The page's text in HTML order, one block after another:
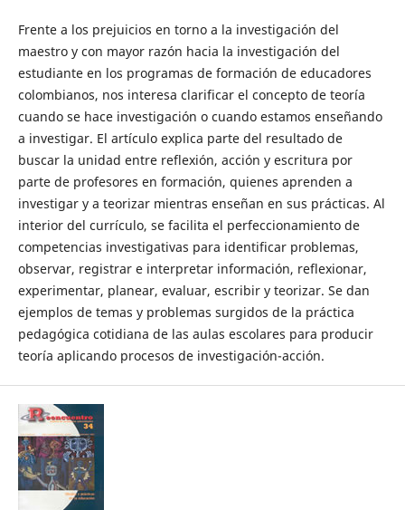
Frente a los prejuicios en torno a la investigación del
maestro y con mayor razón hacia la investigación del
estudiante en los programas de formación de educadores
colombianos, nos interesa clarificar el concepto de teoría
cuando se hace investigación o cuando estamos enseñando
a investigar. El artículo explica parte del resultado de
buscar la unidad entre reflexión, acción y escritura por
parte de profesores en formación, quienes aprenden a
investigar y a teorizar mientras enseñan en sus prácticas. Al
interior del currículo, se facilita el perfeccionamiento de
competencias investigativas para identificar problemas,
observar, registrar e interpretar información, reflexionar,
experimentar, planear, evaluar, escribir y teorizar. Se dan
ejemplos de temas y problemas surgidos de la práctica
pedagógica cotidiana de las aulas escolares para producir
teoría aplicando procesos de investigación-acción.